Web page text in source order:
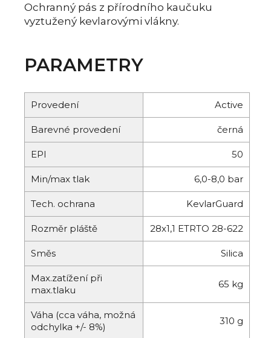
Ochranný pás z přírodního kaučuku
vyztužený kevlarovými vlákny.
PARAMETRY
Provedení Active
Barevné provedení černá
EPI 50
Min/max tlak 6,0-8,0 bar
Tech. ochrana KevlarGuard
Rozměr pláště 28x1,1 ETRTO 28-622
Směs Silica
Max.zatížení při
max.tlaku
65 kg
Váha (cca váha, možná
odchylka +/- 8%)
310 g